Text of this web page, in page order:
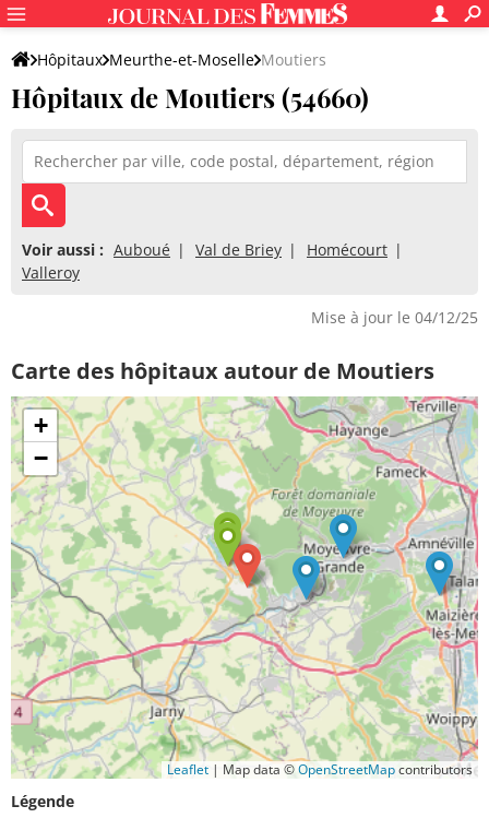
Hôpitaux Meurthe-et-Moselle Moutiers
Hôpitaux de Moutiers (54660)
Voir aussi : Auboué Val de Briey
Homécourt
Valleroy
Mise à jour le 04/12/25
Carte des hôpitaux autour de Moutiers
+
−
Leaflet | Map data ©OpenStreetMapcontributors
Légende